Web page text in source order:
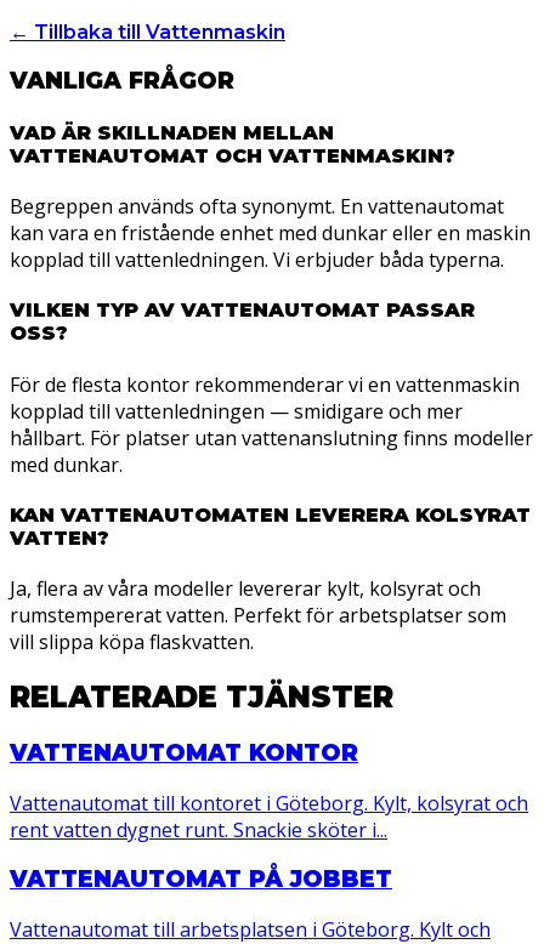
← Tillbaka till Vattenmaskin
VANLIGA FRÅGOR
VAD ÄR SKILLNADEN MELLAN
VATTENAUTOMAT OCH VATTENMASKIN?
Begreppen används ofta synonymt. En vattenautomat
kan vara en fristående enhet med dunkar eller en maskin
kopplad till vattenledningen. Vi erbjuder båda typerna.
VILKEN TYP AV VATTENAUTOMAT PASSAR
OSS?
För de flesta kontor rekommenderar vi en vattenmaskin
kopplad till vattenledningen — smidigare och mer
hållbart. För platser utan vattenanslutning finns modeller
med dunkar.
KAN VATTENAUTOMATEN LEVERERA KOLSYRAT
VATTEN?
Ja, flera av våra modeller levererar kylt, kolsyrat och
rumstempererat vatten. Perfekt för arbetsplatser som
vill slippa köpa flaskvatten.
RELATERADE TJÄNSTER
VATTENAUTOMAT KONTOR
Vattenautomat till kontoret i Göteborg. Kylt, kolsyrat och
rent vatten dygnet runt. Snackie sköter i...
VATTENAUTOMAT PÅ JOBBET
Vattenautomat till arbetsplatsen i Göteborg. Kylt och